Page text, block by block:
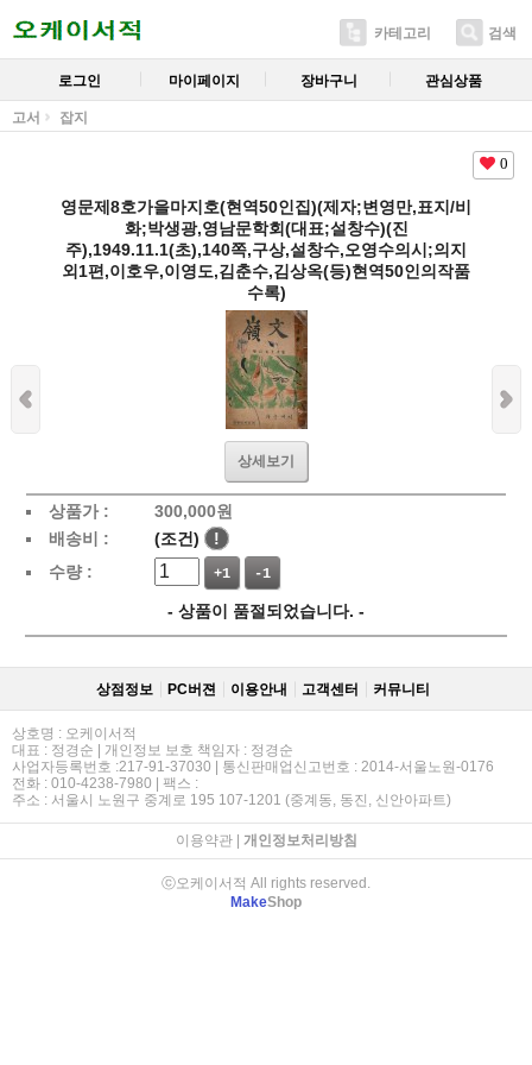
카테고리 검색
로그인 마이페이지 장바구니 관심상품
고서 잡지
0
영문제8호가을마지호(현역50인집)(제자;변영만,표지/비
화;박생광,영남문학회(대표;설창수)(진
주),1949.11.1(초),140쪽,구상,설창수,오영수의시;의지
외1편,이호우,이영도,김춘수,김상옥(등)현역50인의작품
수록)
상세보기
상품가 : 300,000원
배송비 :
(조건)
!
수량 :
+1 -1
- 상품이 품절되었습니다. -
상점정보 PC버젼 이용안내 고객센터 커뮤니티
상호명 : 오케이서적
대표 : 정경순 | 개인정보 보호 책임자 : 정경순
사업자등록번호 :217-91-37030 | 통신판매업신고번호 : 2014-서울노원-0176
전화 : 010-4238-7980 | 팩스 :
주소 : 서울시 노원구 중계로 195 107-1201 (중계동, 동진, 신안아파트)
이용약관| 개인정보처리방침
ⓒ오케이서적 All rights reserved.
MakeShop